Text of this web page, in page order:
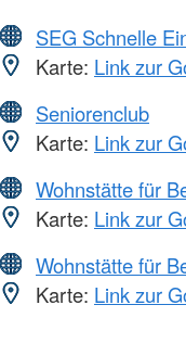
SEG Schnelle
Karte: Link zur
Seniorenclub
Karte: Link zur
Wohnstätte für
Karte: Link zur
Wohnstätte für
Karte: Link zur